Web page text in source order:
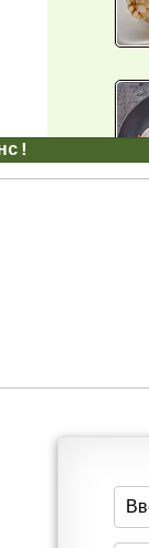
Еще рецепты
Проверь себя
середине дня?